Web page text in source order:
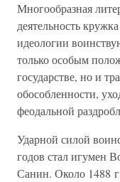
Многообразная
деятельность
идеологии
только особым
государстве, но и
обособленности,
феодальной
Ударной силой
годов стал игумен
Санин. Около 1488